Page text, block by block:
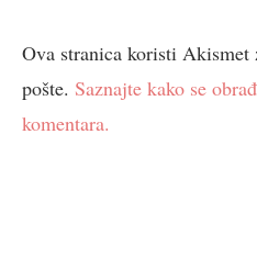
Ova stranica koristi Akismet
pošte. Saznajte kako se
komentara.